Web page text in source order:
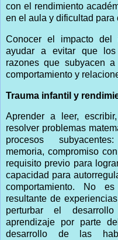
con el rendimiento
en el aula y dificultad para
Conocer el impacto del
ayudar a evitar que los
razones que subyacen
comportamiento y
Trauma infantil y
Aprender a leer,
resolver problemas
procesos
memoria, compromiso
requisito previo para
capacidad para
comportamiento. No
resultante de
perturbar el
aprendizaje por parte
desarrollo de las